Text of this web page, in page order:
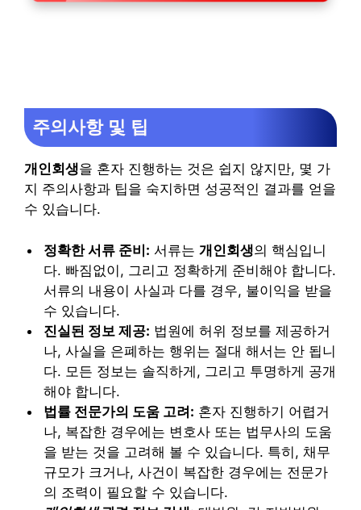
주의사항 및 팁
개인회생을 혼자 진행하는 것은 쉽지 않지만, 몇 가
지 주의사항과 팁을 숙지하면 성공적인 결과를 얻을
수 있습니다.
정확한 서류 준비: 서류는 개인회생의 핵심입니
다. 빠짐없이, 그리고 정확하게 준비해야 합니다.
서류의 내용이 사실과 다를 경우, 불이익을 받을
수 있습니다.
진실된 정보 제공: 법원에 허위 정보를 제공하거
나, 사실을 은폐하는 행위는 절대 해서는 안 됩니
다. 모든 정보는 솔직하게, 그리고 투명하게 공개
해야 합니다.
법률 전문가의 도움 고려: 혼자 진행하기 어렵거
나, 복잡한 경우에는 변호사 또는 법무사의 도움
을 받는 것을 고려해 볼 수 있습니다. 특히, 채무
규모가 크거나, 사건이 복잡한 경우에는 전문가
의 조력이 필요할 수 있습니다.